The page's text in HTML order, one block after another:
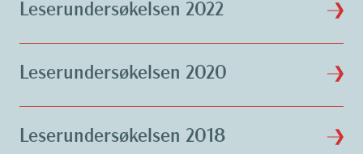
Leserundersøkelsen 2022
Leserundersøkelsen 2020
Leserundersøkelsen 2018